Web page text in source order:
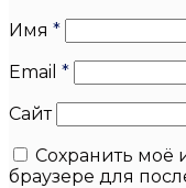
Имя *
Email *
Сайт
Сохранить моё
браузере для